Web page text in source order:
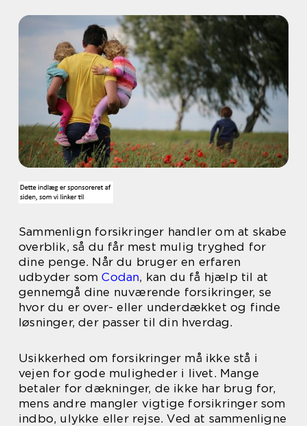
Sammenlign forsikringer handler om at skabe
overblik, så du får mest mulig tryghed for
dine penge. Når du bruger en erfaren
udbyder somCodan, kan du få hjælp til at
gennemgå dine nuværende forsikringer, se
hvor du er over- eller underdækket og finde
løsninger, der passer til din hverdag.
Usikkerhed om forsikringer må ikke stå i
vejen for gode muligheder i livet. Mange
betaler for dækninger, de ikke har brug for,
mens andre mangler vigtige forsikringer som
indbo, ulykke eller rejse. Ved at sammenligne